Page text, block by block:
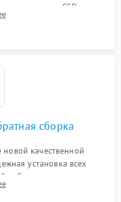
нового SSD для
работы системы.
сборка
качественной
установка всех
кабель-менеджмент для
воздуха внутри